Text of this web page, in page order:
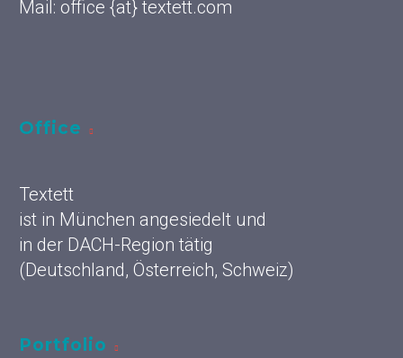
Mail: office {at} textett.com
Office
Textett
ist in München angesiedelt und
in der DACH-Region tätig
(Deutschland, Österreich, Schweiz)
Portfolio